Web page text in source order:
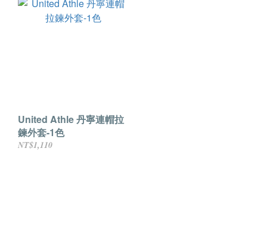
United Athle 丹寧連帽拉
鍊外套-1色
NT$1,110